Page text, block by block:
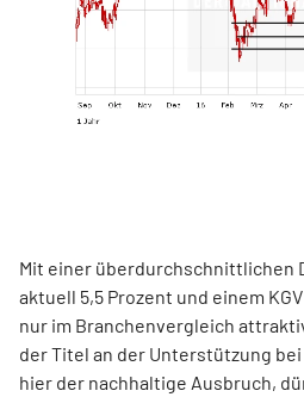
Mit einer überdurchschnittlichen
aktuell 5,5 Prozent und einem
nur im Branchenvergleich
der Titel an der Unterstützung
hier der nachhaltige Ausbruch,